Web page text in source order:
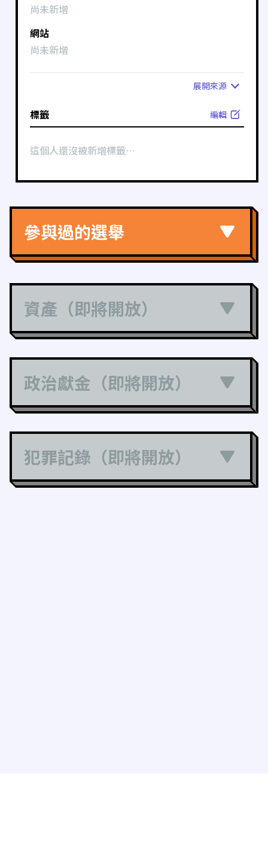
尚未新增
網站
尚未新增
展開來源
標籤 編輯
這個人還沒被新增標籤⋯
參與過的選舉
資產（即將開放）
政治獻金（即將開放）
犯罪記錄（即將開放）